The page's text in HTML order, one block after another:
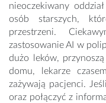
nieoczekiwany
osób starszych,
przestrzeni.
zastosowanie AI w
dużo leków,
domu, lekarze
zażywają pacjenci.
oraz połączyć z